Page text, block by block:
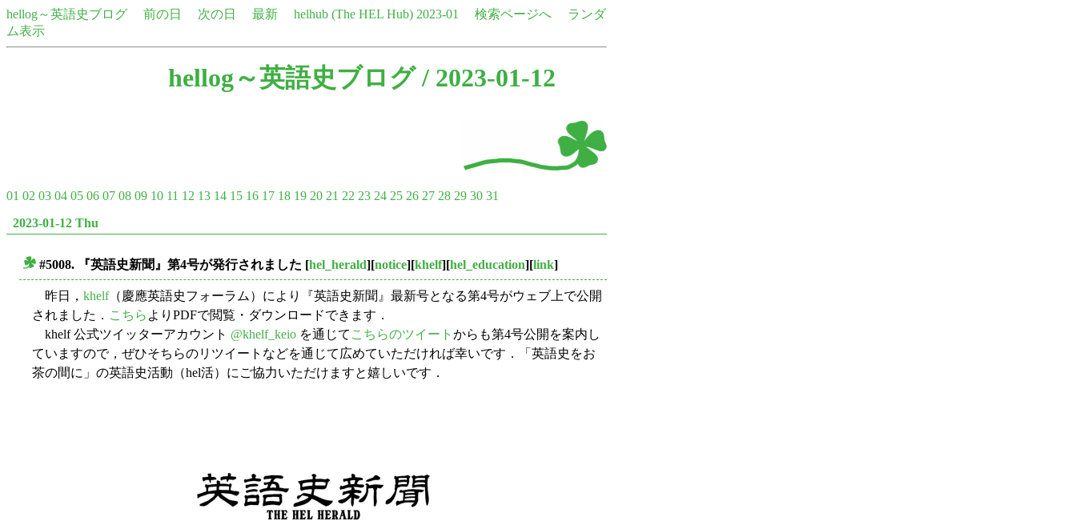
hellog～英語史ブログ 前の日 次の日 最新 helhub (The HEL Hub) 2023-01 検索ページへ
ランダ
ム表示
hellog～英語史ブログ/ 2023-01-12
01 02 03 04 05 06 07 08 09 10 11 12 13 14 15 16 17 18 19 20 21 22 23 24 25 26 27 28 29 30 31
2023-01-12 Thu
#5008. 『英語史新聞』第4号が発行されました [hel_herald][notice][khelf][hel_education][link]
昨日， khelf（慶應英語史フォーラム）により『英語史新聞』最新号となる第4号がウェブ上で公開
されました． こちら よりPDFで閲覧・ダウンロードできます．
khelf 公式ツイッターアカウント @khelf_keio を通じて こちらのツイート からも第4号公開を案内し
ていますので，ぜひそちらのリツイートなどを通じて広めていただければ幸いです．「英語史をお
茶の間に」の英語史活動（hel活）にご協力いただけますと嬉しいです．